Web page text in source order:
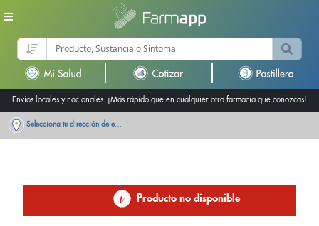
Envíos locales y nacionales. ¡Más rápido que en cualquier otra farmacia que conozcas!
Selecciona tu dirección de entrega
Producto no disponible